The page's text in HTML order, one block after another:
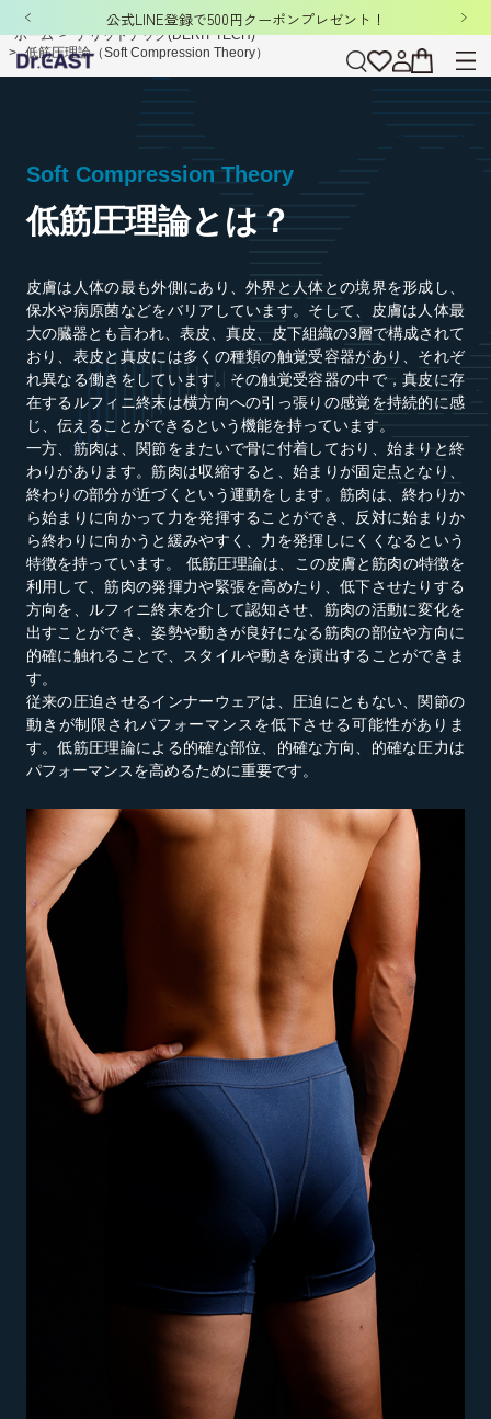
公式LINE登録で500円クーポンプレゼント！
ホーム > デリットテック(DERIT TECH)
> 低筋圧理論（Soft Compression Theory）
Soft Compression Theory
低筋圧理論とは？
皮膚は人体の最も外側にあり、外界と人体との境界を形成し、
保水や病原菌などをバリアしています。そして、皮膚は人体最
大の臓器とも言われ、表皮、真皮、皮下組織の3層で構成されて
おり、表皮と真皮には多くの種類の触覚受容器があり、それぞ
れ異なる働きをしています。その触覚受容器の中で，真皮に存
在するルフィニ終末は横方向への引っ張りの感覚を持続的に感
じ、伝えることができるという機能を持っています。
一方、筋肉は、関節をまたいで骨に付着しており、始まりと終
わりがあります。筋肉は収縮すると、始まりが固定点となり、
終わりの部分が近づくという運動をします。筋肉は、終わりか
ら始まりに向かって力を発揮することができ、反対に始まりか
ら終わりに向かうと緩みやすく、力を発揮しにくくなるという
特徴を持っています。 低筋圧理論は、この皮膚と筋肉の特徴を
利用して、筋肉の発揮力や緊張を高めたり、低下させたりする
方向を、ルフィニ終末を介して認知させ、筋肉の活動に変化を
出すことができ、姿勢や動きが良好になる筋肉の部位や方向に
的確に触れることで、スタイルや動きを演出することができま
す。
従来の圧迫させるインナーウェアは、圧迫にともない、関節の
動きが制限されパフォーマンスを低下させる可能性がありま
す。低筋圧理論による的確な部位、的確な方向、的確な圧力は
パフォーマンスを高めるために重要です。